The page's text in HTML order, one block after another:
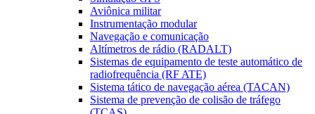
Aviônica militar
Instrumentação modular
Navegação e comunicação
Altímetros de rádio (RADALT)
Sistemas de equipamento de teste automático de
radiofrequência (RF ATE)
Sistema tático de navegação aérea (TACAN)
Sistema de prevenção de colisão de tráfego